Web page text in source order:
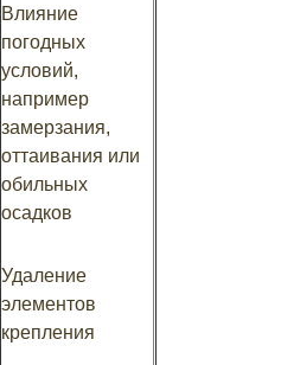
Влияние
погодных
условий,
например
замерзания,
оттаивания или
обильных
осадков
Удаление
элементов
крепления